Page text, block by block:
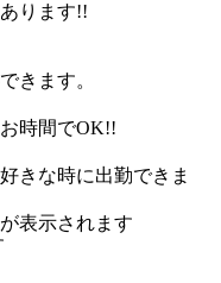
ります!!
きます。
時間でOK!!
きな時に出勤できま
表示されます